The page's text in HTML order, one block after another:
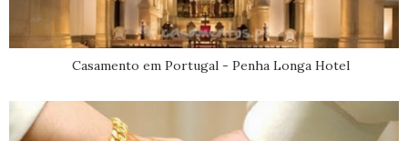
Casamento em Portugal - Penha Longa Hotel